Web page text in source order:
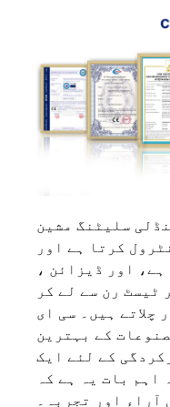
سلیٹنگ مشین
کرتا ہے اور
ہے ، اور ڈیزائن ،
ٹیسٹ رن سے لے کر
چلاتے ہیں۔
سی ای
کے بہترین
کے لئے ایک
اہم بات یہ ہے کہ
آراء اور تجربہ۔